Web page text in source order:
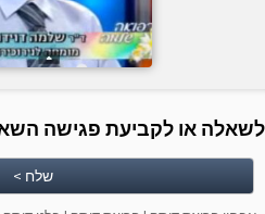
לשאלה או לקביעת פגישה
שלח >